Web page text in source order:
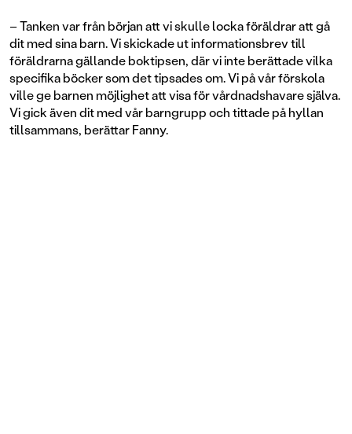
– Tanken var från början att vi skulle locka föräldrar att gå
dit med sina barn. Vi skickade ut informationsbrev till
föräldrarna gällande boktipsen, där vi inte berättade vilka
specifika böcker som det tipsades om. Vi på vår förskola
ville ge barnen möjlighet att visa för vårdnadshavare själva.
Vi gick även dit med vår barngrupp och tittade på hyllan
tillsammans, berättar Fanny.